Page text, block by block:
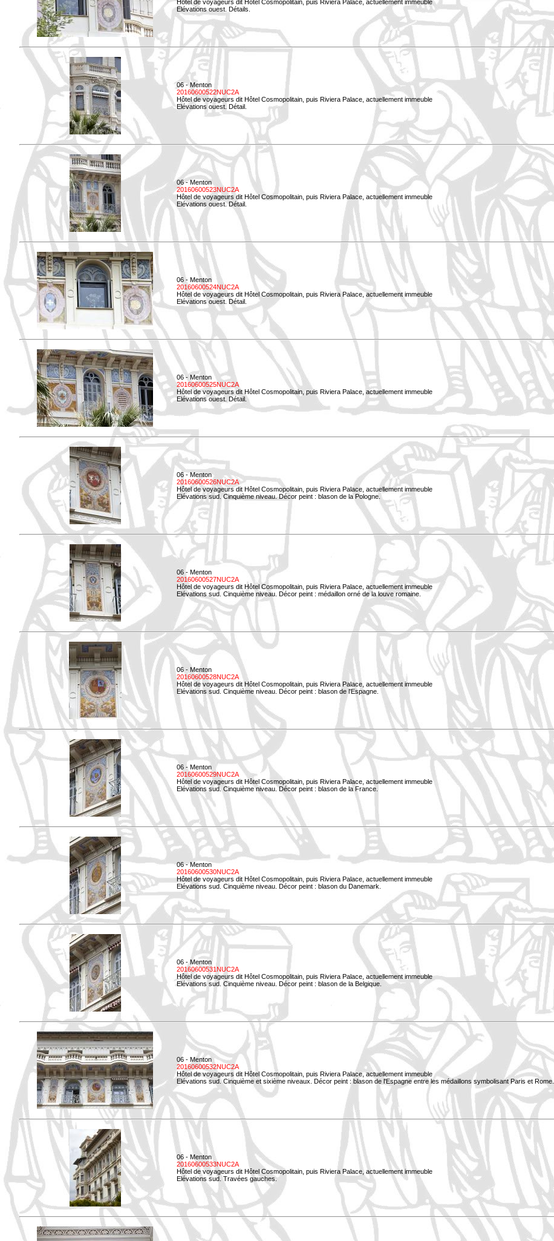
Hôtel de voyageurs dit Hôtel Cosmopolitain, puis Riviera Palace, actuellement immeuble
Elévations ouest. Détails.
06 - Menton
20160600522NUC2A
Hôtel de voyageurs dit Hôtel Cosmopolitain, puis Riviera Palace, actuellement immeuble
Elévations ouest. Détail.
06 - Menton
20160600523NUC2A
Hôtel de voyageurs dit Hôtel Cosmopolitain, puis Riviera Palace, actuellement immeuble
Elévations ouest. Détail.
06 - Menton
20160600524NUC2A
Hôtel de voyageurs dit Hôtel Cosmopolitain, puis Riviera Palace, actuellement immeuble
Elévations ouest. Détail.
06 - Menton
20160600525NUC2A
Hôtel de voyageurs dit Hôtel Cosmopolitain, puis Riviera Palace, actuellement immeuble
Elévations ouest. Détail.
06 - Menton
20160600526NUC2A
Hôtel de voyageurs dit Hôtel Cosmopolitain, puis Riviera Palace, actuellement immeuble
Elévations sud. Cinquième niveau. Décor peint : blason de la Pologne.
06 - Menton
20160600527NUC2A
Hôtel de voyageurs dit Hôtel Cosmopolitain, puis Riviera Palace, actuellement immeuble
Elévations sud. Cinquième niveau. Décor peint : médaillon orné de la louve romaine.
06 - Menton
20160600528NUC2A
Hôtel de voyageurs dit Hôtel Cosmopolitain, puis Riviera Palace, actuellement immeuble
Elévations sud. Cinquième niveau. Décor peint : blason de l'Espagne.
06 - Menton
20160600529NUC2A
Hôtel de voyageurs dit Hôtel Cosmopolitain, puis Riviera Palace, actuellement immeuble
Elévations sud. Cinquième niveau. Décor peint : blason de la France.
06 - Menton
20160600530NUC2A
Hôtel de voyageurs dit Hôtel Cosmopolitain, puis Riviera Palace, actuellement immeuble
Elévations sud. Cinquième niveau. Décor peint : blason du Danemark.
06 - Menton
20160600531NUC2A
Hôtel de voyageurs dit Hôtel Cosmopolitain, puis Riviera Palace, actuellement immeuble
Elévations sud. Cinquième niveau. Décor peint : blason de la Belgique.
06 - Menton
20160600532NUC2A
Hôtel de voyageurs dit Hôtel Cosmopolitain, puis Riviera Palace, actuellement immeuble
Elévations sud. Cinquième et sixième niveaux. Décor peint : blason de l'Espagne entre les médaillons symbolisant Paris et Rome.
06 - Menton
20160600533NUC2A
Hôtel de voyageurs dit Hôtel Cosmopolitain, puis Riviera Palace, actuellement immeuble
Elévations sud. Travées gauches.